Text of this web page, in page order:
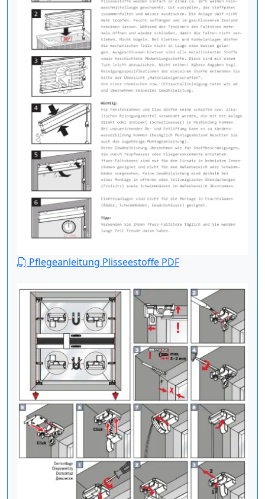
Pflegeanleitung Plisseestoffe PDF